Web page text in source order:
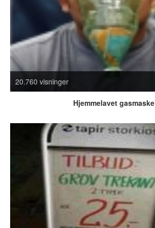
Crazy Stuff
Facebook mm.
Kodak Moments
Mennesker
Rage Face
SMS & Autocorrect
Tattoos
Tegninger
Bedst bedømte
Flest visninger
Mest delte
Mest omtalte
20.760 visninger
Hjemmelavet gasmaske